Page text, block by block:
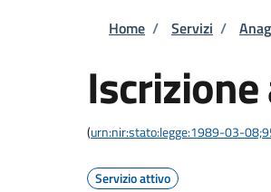
Briciole
Home / Servizi /
(urn:nir:stato:legge:1989-03-
Servizio attivo